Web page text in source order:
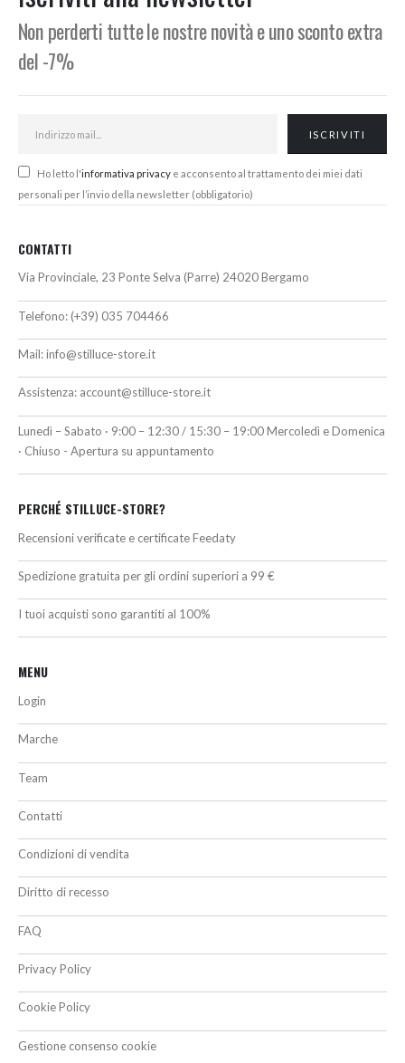
Non perderti tutte le nostre novità e uno sconto extra
del -7%
Ho letto l'informativa privacy e acconsento al trattamento dei miei dati
personali per l’invio della newsletter (obbligatorio)
CONTATTI
Via Provinciale, 23 Ponte Selva (Parre) 24020 Bergamo
Telefono: (+39) 035 704466
Mail:info@stilluce-store.it
Assistenza: account@stilluce-store.it
Lunedì – Sabato · 9:00 – 12:30 / 15:30 – 19:00 Mercoledì e Domenica
· Chiuso - Apertura su appuntamento
PERCHÉ STILLUCE-STORE?
Recensioni verificate e certificate Feedaty
Spedizione gratuita per gli ordini superiori a 99 €
I tuoi acquisti sono garantiti al 100%
MENU
Login
Marche
Team
Contatti
Condizioni di vendita
Diritto di recesso
FAQ
Privacy Policy
Cookie Policy
Gestione consenso cookie